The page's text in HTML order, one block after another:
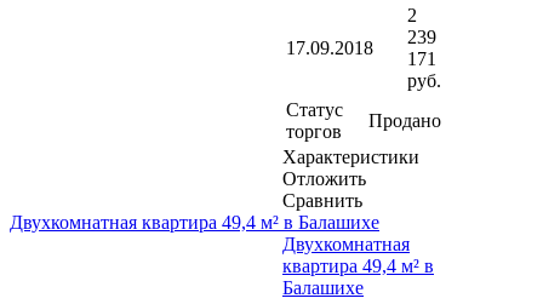
17.09.2018
2
239
171
руб.
Статус
торгов
Продано
Характеристики
Отложить
Сравнить
Двухкомнатная квартира 49,4 м² в Балашихе
Двухкомнатная
квартира 49,4 м² в
Балашихе